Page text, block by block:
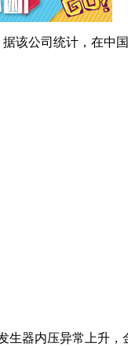
据该公司统计，在中
器内压异常上升